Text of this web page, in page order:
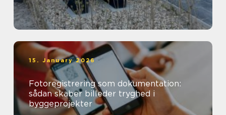
15. January 2026
Fotoregistrering som dokumentation:
sådan skaber billeder tryghed i
byggeprojekter